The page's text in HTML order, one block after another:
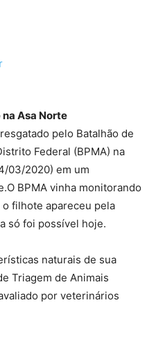
Asa Norte
pelo Batalhão de
Federal (BPMA) na
03/2020) em um
BPMA vinha monitorando
filhote apareceu pela
só foi possível hoje.
naturais de sua
Triagem de Animais
por veterinários